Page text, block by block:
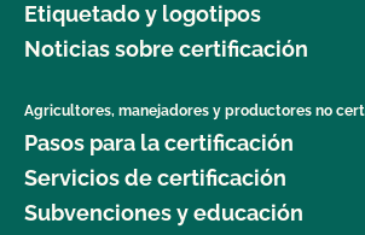
Etiquetado y logotipos
Noticias sobre certificación
Agricultores, manejadores y productores no
Pasos para la certificación
Servicios de certificación
Subvenciones y educación